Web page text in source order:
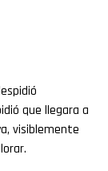
que llegara a
visiblemente